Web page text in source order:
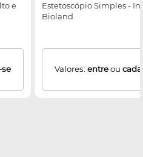
e
Estetoscópio Simples -
Bioland
Valores: entreou